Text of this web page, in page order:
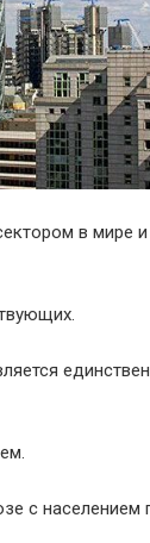
в мире
с населением